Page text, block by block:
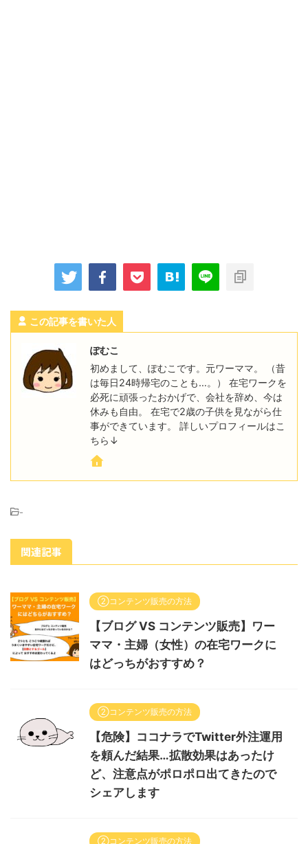
この記事を書いた人
ぽむこ
初めまして、ぽむこです。元ワーママ。 （昔
は毎日24時帰宅のことも…。） 在宅ワークを
必死に頑張ったおかげで、会社を辞め、今は
休みも自由。 在宅で2歳の子供を見ながら仕
事ができています。 詳しいプロフィールはこ
ちら↓
-
関連記事
②コンテンツ販売の方法
【ブログ VS コンテンツ販売】ワー
ママ・主婦（女性）の在宅ワークに
はどっちがおすすめ？
②コンテンツ販売の方法
【危険】ココナラでTwitter外注運用
を頼んだ結果…拡散効果はあったけ
ど、注意点がポロポロ出てきたので
シェアします
②コンテンツ販売の方法